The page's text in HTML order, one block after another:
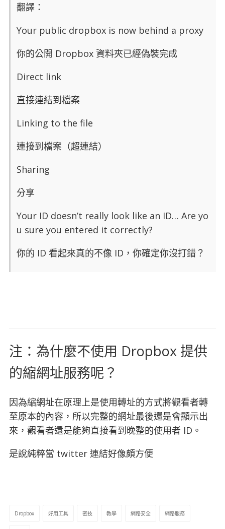
翻譯：
Your public dropbox is now behind a proxy
你的公開 Dropbox 資料夾已經偽裝完成
Direct link
直接連結到檔案
Linking to the file
連接到檔案（超連結）
Sharing
分享
Your ID doesn’t really look like an ID… Are yo
u sure you entered it correctly?
你的 ID 看起來真的不像 ID，你確定你沒打錯？
注：為什麼不使用 Dropbox 提供
的縮網址服務呢？
因為縮網址在原理上是使用轉址的方式將觀看者轉
至原本的內容，所以完整的網址最後還是會顯示出
來，觀看者還是能夠直接看到晚整的使用者 ID。
是說純粹當 twitter 連結好像頗方便
Dropbox 好用工具 密技 教學 網路安全 網路服務